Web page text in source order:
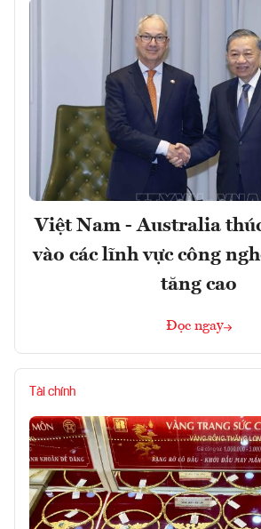
Việt Nam - Australia
vào các lĩnh vực công
tăng cao
Đọc ngay
Tài chính